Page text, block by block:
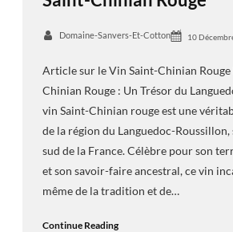
Domaine-Sanvers-Et-Cotton 10
Article sur le Vin Saint-Chinian Rouge
Chinian Rouge : Un Trésor du
vin Saint-Chinian rouge est une
de la région du Languedoc-Roussillon,
sud de la France. Célèbre pour son
et son savoir-faire ancestral, ce vin
même de la tradition et de…
Continue Reading